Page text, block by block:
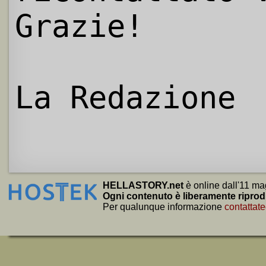
Grazie!
La Redazione
HELLASTORY.net è online dall'11
Ogni contenuto è liberamente
Per qualunque informazione